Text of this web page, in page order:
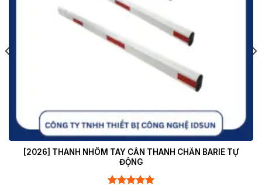
[2026] THANH NHÔM TAY CẦN THANH CHẮN BARIE TỰ
ĐỘNG